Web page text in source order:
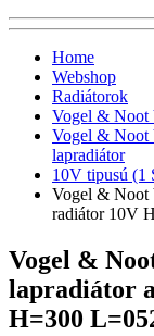
Home
Webshop
Radiátorok
Vogel & Noot
Vogel & Noot
lapradiátor
10V tipusú (1
Vogel & Noot
radiátor 10V
Vogel &
lapradiátor
H=300